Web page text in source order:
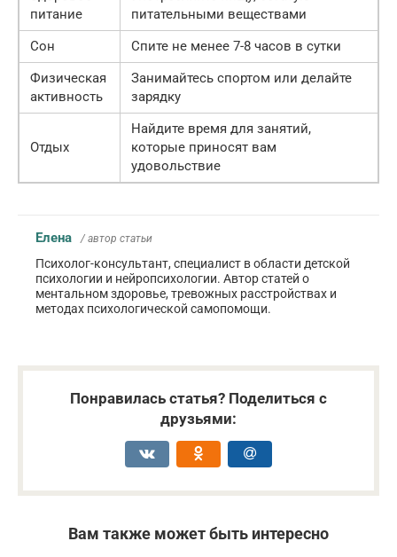
питание
питательными веществами
Сон
Спите не менее 7-8 часов в сутки
Физическая
активность
Занимайтесь спортом или делайте
зарядку
Отдых
Найдите время для занятий,
которые приносят вам
удовольствие
Елена / автор статьи
Психолог-консультант, специалист в области детской
психологии и нейропсихологии. Автор статей о
ментальном здоровье, тревожных расстройствах и
методах психологической самопомощи.
Понравилась статья? Поделиться с
друзьями:
Вам также может быть интересно